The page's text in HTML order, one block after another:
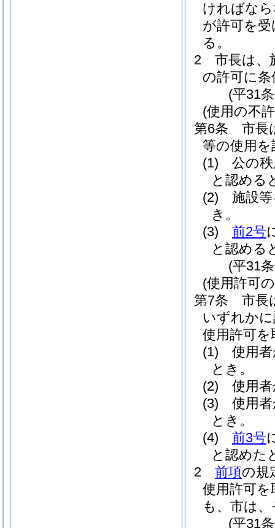
ければな
が許可を
る。
2
市長は、
の許可に
(平31
(使用の不
第6条
市長
等の使用
(1)
公の
と認める
(2)
施設
き。
(3)
前2号
と認める
(平31
(使用許可
第7条
市長
いずれか
使用許可
(1)
使用
とき。
(2)
使用
(3)
使用
とき。
(4)
前3号
と認めた
2
前項の規
使用許可
も、市は
(平31